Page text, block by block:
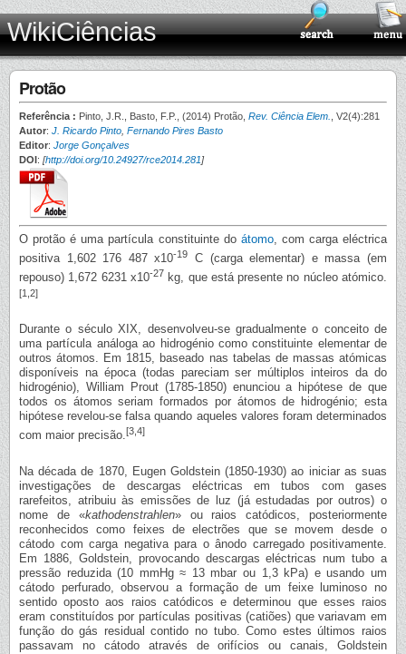
WikiCiências
Protão
Referência : Pinto, J.R., Basto, F.P., (2014) Protão, Rev. Ciência Elem.
, V2(4):281
Autor: J. Ricardo Pinto Fernando Pires Basto
Editor: Jorge Gonçalves
DOI: [http://doi.org/10.24927/rce2014.281]
O protão é uma partícula constituinte do átomo, com carga eléctrica
positiva 1,602 176 487 x10-19
C (carga elementar) e massa (em
repouso) 1,672 6231 x10-27 kg, que está presente no núcleo atómico.
[1,2]
Durante o século XIX, desenvolveu-se gradualmente o conceito de
uma partícula análoga ao hidrogénio como constituinte elementar de
outros átomos. Em 1815, baseado nas tabelas de massas atómicas
disponíveis na época (todas pareciam ser múltiplos inteiros da do
hidrogénio), William Prout (1785-1850) enunciou a hipótese de que
todos os átomos seriam formados por átomos de hidrogénio; esta
hipótese revelou-se falsa quando aqueles valores foram determinados
com maior precisão.[3,4]
Na década de 1870, Eugen Goldstein (1850-1930) ao iniciar as suas
investigações de descargas eléctricas em tubos com gases
rarefeitos, atribuiu às emissões de luz (já estudadas por outros) o
nome de «kathodenstrahlen» ou raios catódicos, posteriormente
reconhecidos como feixes de electrões que se movem desde o
cátodo com carga negativa para o ânodo carregado positivamente.
Em 1886, Goldstein, provocando descargas eléctricas num tubo a
pressão reduzida (10 mmHg ≈ 13 mbar ou 1,3 kPa) e usando um
cátodo perfurado, observou a formação de um feixe luminoso no
sentido oposto aos raios catódicos e determinou que esses raios
eram constituídos por partículas positivas (catiões) que variavam em
função do gás residual contido no tubo. Como estes últimos raios
passavam no cátodo através de orifícios ou canais, Goldstein